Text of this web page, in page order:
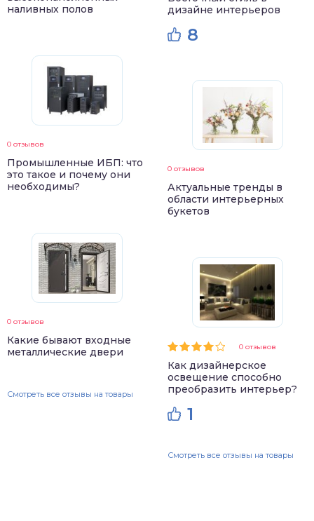
наливных полов
0 отзывов
Промышленные ИБП: что
это такое и почему они
необходимы?
0 отзывов
Какие бывают входные
металлические двери
Смотреть все отзывы на товары
дизайне интерьеров
8
0 отзывов
Актуальные тренды в
области интерьерных
букетов
0 отзывов
Как дизайнерское
освещение способно
преобразить интерьер?
1
Смотреть все отзывы на товары